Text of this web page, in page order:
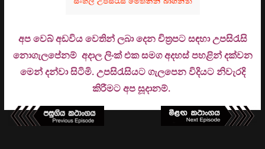
අප වෙබ් අඩවිය වෙතින් ලබා දෙන චිත්‍රපට සඳහා උපසිරැසි
නොගැලපේනම් අදාල ලිංක් එක සමග අදහස් පහළින් දක්වන
මෙන් දන්වා සිටිමි. උපසිරැසියට ගැලපෙන විදියට නිවැරදි
කිරීමට අප සූදානම්.